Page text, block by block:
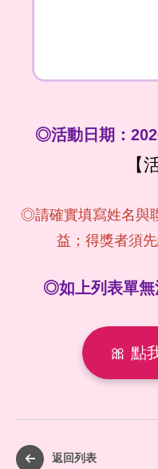
◎活動日期：
【
◎請確實填寫姓名與
益；得獎者須
◎如上列表單無
🎀 點
返回列表